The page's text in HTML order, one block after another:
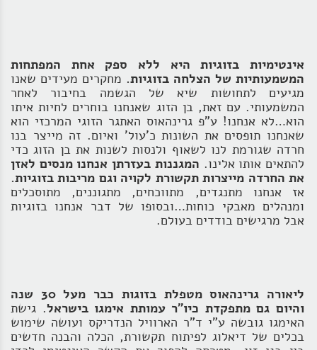
אינטימיות בזוגיות היא ללא ספק אחת המפתחות
המשמעותיות של הצלחה בזוגיות. מחקרים מעידים שאנו
מגיעים לתחושות שיא של הגשמה בחיבור לאחר
המשמעותי. עם זאת, בן הזוג שאנחנו בוחרים לחיות איתו
הוא…לא אנחנו! ע"פ גרינהאוס האתגר הזוגי המרכזי הוא
שאנחנו תופסים את השונות כ'עול' ואיום. זה מייצר בנו
חרדה שגורמת לנו לשאוף ולנסות לשנות את בן הזוג כדי
להתאים אותו אלינו. המגננות בעזרתן אנחנו מנסים לאזן
את החרדה מייצרות תקשורת לקויה וגם מריבות בזוגיות.
אז אנחנו מתנגדים, מתווכחים, מתגוננים, מתוסכלים
ומנהלים מאבקי כוחות…ובסופו של דבר אנחנו בזוגיות
אבל מרגישים בודדים בעולם.
ליאורה גרינהאוס מטפלת בזוגות כבר מעל 30 שנה
והיום גם מתפקדת כיו"ר עמותת אימגו בישראל. גישת
האימגו גובשה ע"י ד"ר הארוויל הנדריקס ועושה שימוש
בכלים של דיאלוג לפיתוח תקשורת, הכלה והבנה חדשים